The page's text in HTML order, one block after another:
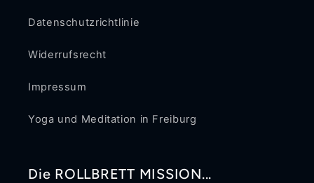
Datenschutzrichtlinie
Widerrufsrecht
Impressum
Yoga und Meditation in Freiburg
Die ROLLBRETT MISSION...